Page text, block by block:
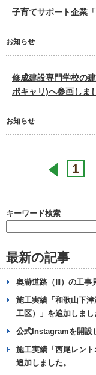
子育てサポート企業
お知らせ
修成建設専門学校の
ポキャリ)へ参画しま
お知らせ
1
キーワード検索
最新の記事
奥瀞道路（Ⅲ）の工事
施工実績「和歌山下
工区）」を追加しまし
公式Instagramを開設
施工実績「西尾レン
追加しました。